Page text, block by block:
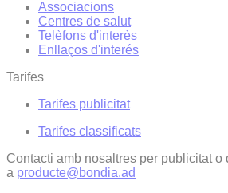
Associacions
Centres de salut
Telèfons d'interès
Enllaços d'interés
Tarifes
Tarifes publicitat
Tarifes classificats
Contacti amb nosaltres per publicitat
a producte@bondia.ad